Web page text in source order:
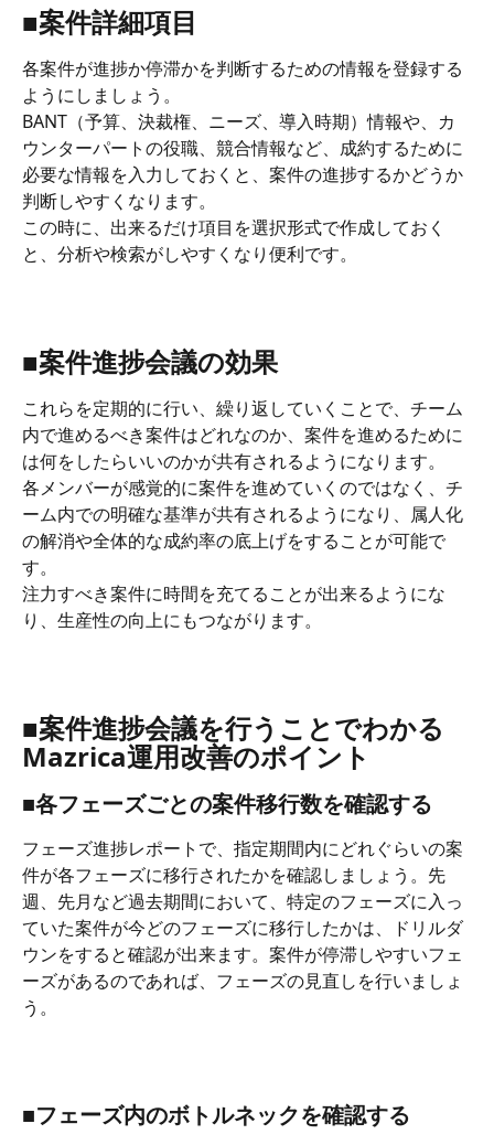
■案件詳細項目
各案件が進捗か停滞かを判断するための情報を登録する
ようにしましょう。
BANT（予算、決裁権、ニーズ、導入時期）情報や、カ
ウンターパートの役職、競合情報など、成約するために
必要な情報を入力しておくと、案件の進捗するかどうか
判断しやすくなります。
この時に、出来るだけ項目を選択形式で作成しておく
と、分析や検索がしやすくなり便利です。
■案件進捗会議の効果
これらを定期的に行い、繰り返していくことで、チーム
内で進めるべき案件はどれなのか、案件を進めるために
は何をしたらいいのかが共有されるようになります。
各メンバーが感覚的に案件を進めていくのではなく、チ
ーム内での明確な基準が共有されるようになり、属人化
の解消や全体的な成約率の底上げをすることが可能で
す。
注力すべき案件に時間を充てることが出来るようにな
り、生産性の向上にもつながります。
■案件進捗会議を行うことでわかる
Mazrica運用改善のポイント
■各フェーズごとの案件移行数を確認する
フェーズ進捗レポートで、指定期間内にどれぐらいの案
件が各フェーズに移行されたかを確認しましょう。先
週、先月など過去期間において、特定のフェーズに入っ
ていた案件が今どのフェーズに移行したかは、ドリルダ
ウンをすると確認が出来ます。案件が停滞しやすいフェ
ーズがあるのであれば、フェーズの見直しを行いましょ
う。
■フェーズ内のボトルネックを確認する